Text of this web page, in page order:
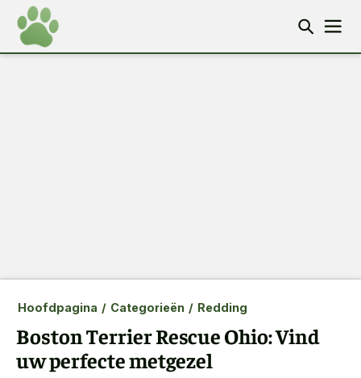
Hoofdpagina / Categorieën / Redding
Boston Terrier Rescue Ohio: Vind
uw perfecte metgezel